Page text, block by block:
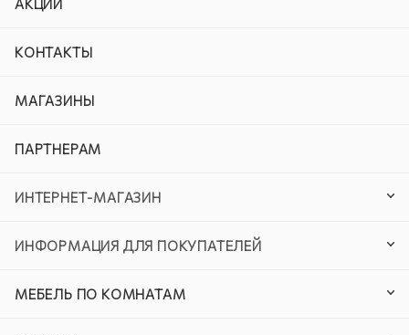
АКЦИИ
КОНТАКТЫ
МАГАЗИНЫ
ПАРТНЕРАМ
ИНТЕРНЕТ-МАГАЗИН
ИНФОРМАЦИЯ ДЛЯ ПОКУПАТЕЛЕЙ
МЕБЕЛЬ ПО КОМНАТАМ